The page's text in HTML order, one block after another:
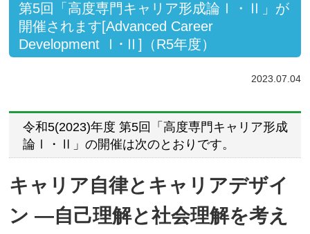
第5回「高度専門キャリア形成論Ⅰ・Ⅱ」が
開催されます[Advanced Career
Development Ⅰ･Ⅱ]（R5年度）
2023.07.04
令和5(2023)年度 第5回「高度専門キャリア形成
論Ⅰ・Ⅱ」の開催は次のとおりです。
キャリア自律とキャリアデザイ
ン ―自己理解と社会理解を考え